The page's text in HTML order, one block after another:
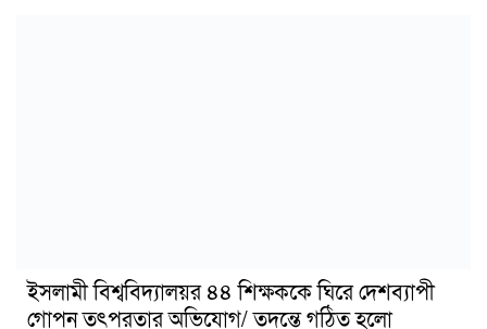
ইসলামী বিশ্ববিদ্যালয়র ৪৪ শিক্ষককে ঘিরে দেশব্যাপী
গোপন তৎপরতার অভিযোগ/ তদন্তে গঠিত হলো